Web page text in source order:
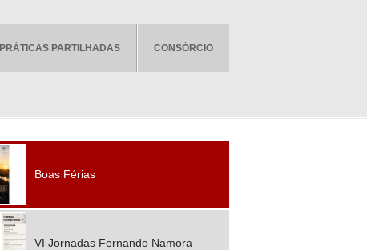
PRÁTICAS PARTILHADAS CONSÓRCIO
Boas Férias
VI Jornadas Fernando Namora